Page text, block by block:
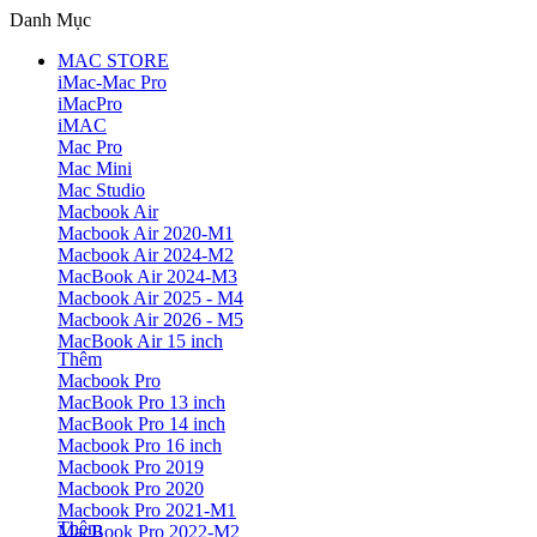
Danh Mục
MAC STORE
iMac-Mac Pro
iMacPro
iMAC
Mac Pro
Mac Mini
Mac Studio
Macbook Air
Macbook Air 2020-M1
Macbook Air 2024-M2
MacBook Air 2024-M3
Macbook Air 2025 - M4
Macbook Air 2026 - M5
MacBook Air 15 inch
Thêm
Macbook Pro
MacBook Pro 13 inch
MacBook Pro 14 inch
Macbook Pro 16 inch
Macbook Pro 2019
Macbook Pro 2020
Macbook Pro 2021-M1
MacBook Pro 2022-M2
Thêm